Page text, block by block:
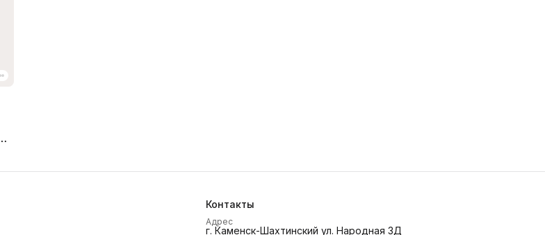
Контакты
Адрес
г. Каменск-Шахтинский ул. Народная 3Д